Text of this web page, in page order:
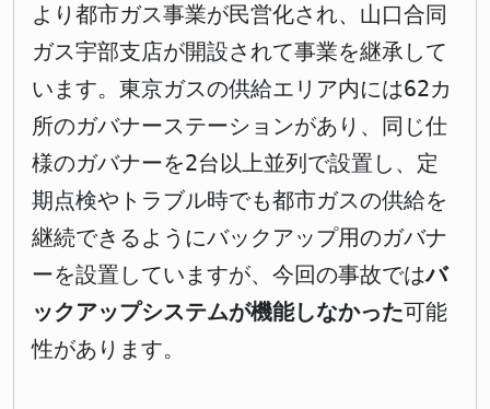
より都市ガス事業が民営化され、山口合同
ガス宇部支店が開設されて事業を継承して
います。東京ガスの供給エリア内には62カ
所のガバナーステーションがあり、同じ仕
様のガバナーを2台以上並列で設置し、定
期点検やトラブル時でも都市ガスの供給を
継続できるようにバックアップ用のガバナ
ーを設置していますが、今回の事故ではバ
ックアップシステムが機能しなかった可能
性があります。